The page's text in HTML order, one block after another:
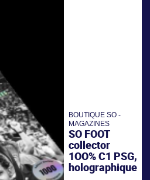
BOUTIQUE SO -
MAGAZINES
SO FOOT
collector
1OO% C1 PSG,
holographique